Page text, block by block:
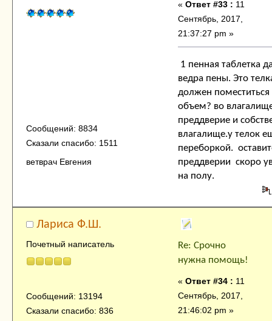
Сообщений: 8834
Сказали спасибо: 1511
ветврач Евгения
« Ответ #33 : 11
Сентябрь, 2017,
21:37:27 pm »
1 пенная таблетка
ведра пены. Это
должен поместиться
объем? во
преддверие и
влагалище.у телок
переборкой.
преддверии скоро
на полу.
Лариса Ф.Ш.
Почетный написатель
Сообщений: 13194
Сказали спасибо: 836
Re: Срочно
нужна помощь!
« Ответ #34 : 11
Сентябрь, 2017,
21:46:02 pm »